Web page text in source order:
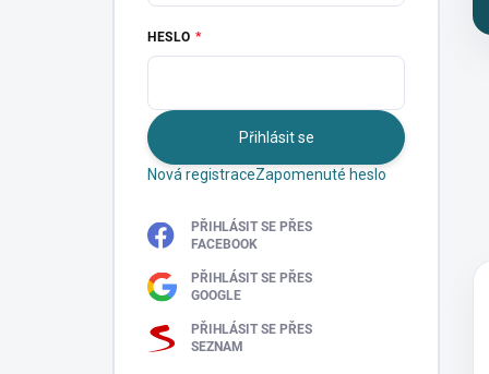
HESLO
Přihlásit se
Nová registraceZapomenuté heslo
PŘIHLÁSIT SE PŘES
FACEBOOK
PŘIHLÁSIT SE PŘES
GOOGLE
PŘIHLÁSIT SE PŘES
SEZNAM